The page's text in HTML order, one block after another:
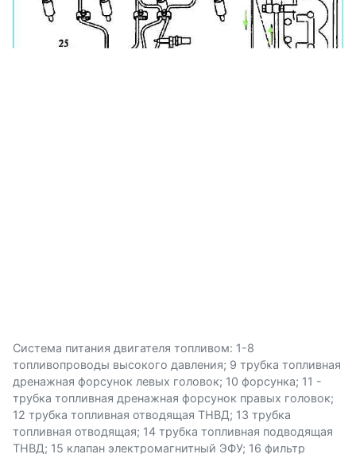
Система питания двигателя топливом: 1-8
топливопроводы высокого давления; 9 трубка топливная
дренажная форсунок левых головок; 10 форсунка; 11 -
трубка топливная дренажная форсунок правых головок;
12 трубка топливная отводящая ТНВД; 13 трубка
топливная отводящая; 14 трубка топливная подводящая
ТНВД; 15 клапан электромагнитный ЭФУ; 16 фильтр